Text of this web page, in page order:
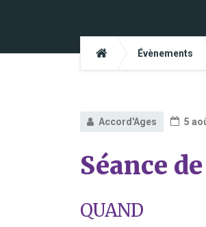
Évènements
Accord'Ages 5
Séance
QUAND